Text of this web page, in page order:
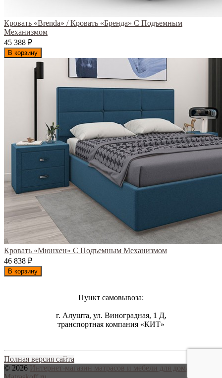
Кровать «Brenda» / Кровать «Бренда» С Подъемным
Механизмом
45 388 ₽
В корзину
Кровать «Мюнхен» С Подъемным Механизмом
46 838 ₽
В корзину
Пункт самовывоза:
г. Алушта, ул. Виноградная, 1 Д,
транспортная компания «КИТ»
Полная версия сайта
© 2026 Интернет-магазин матрасов и мебели для дома